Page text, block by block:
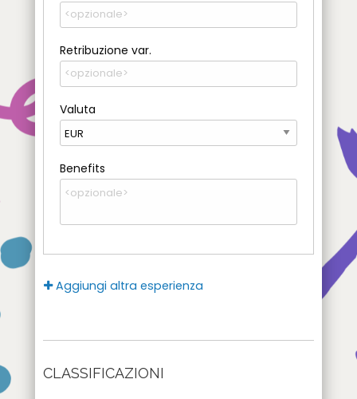
Retribuzione var.
Valuta
Benefits
Aggiungi altra esperienza
CLASSIFICAZIONI